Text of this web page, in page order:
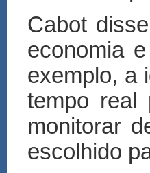
Cabot
economia
exemplo, a
tempo real
monitorar
escolhido